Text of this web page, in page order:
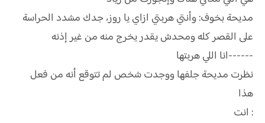
مديحة بخوف: وأنتي هربتي ازاي يا روز، جدك مشدد الحراسة
على القصر كله ومحدش يقدر يخرج منه من غير إذنه
------انا اللي هربتها
نظرت مديحة جلفها ووجدت شخص لم تتوقع أنه من فعل
هذا
: انت